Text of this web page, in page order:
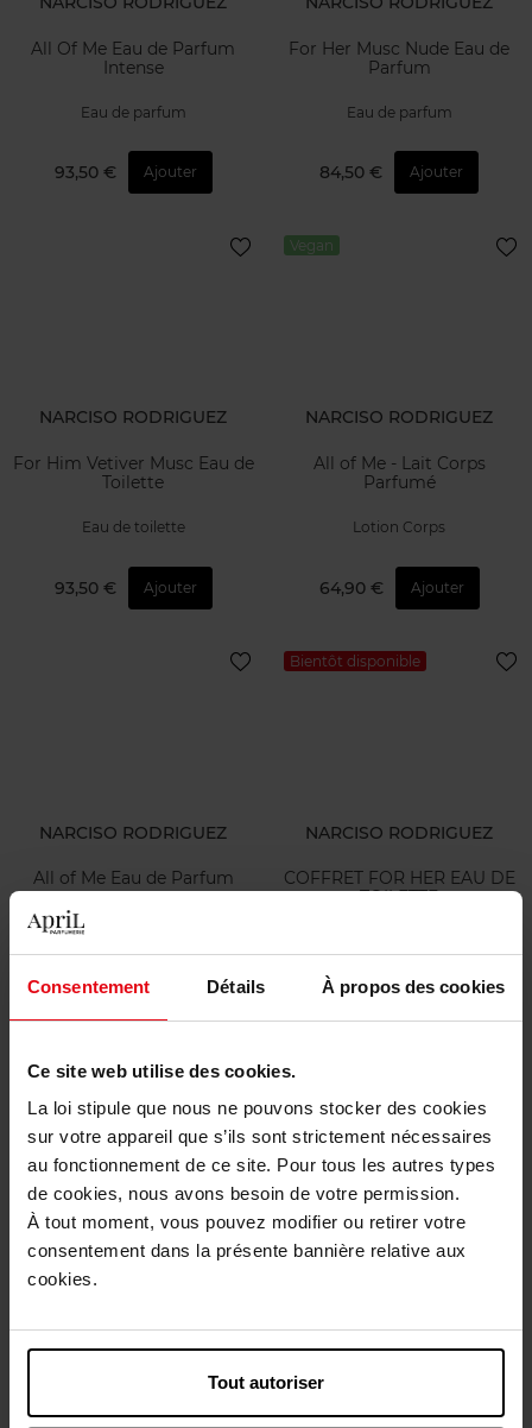
Consentement Détails À propos des cookies
Ce site web utilise des cookies.
La loi stipule que nous ne pouvons stocker des cookies
sur votre appareil que s’ils sont strictement nécessaires
au fonctionnement de ce site. Pour tous les autres types
de cookies, nous avons besoin de votre permission.
À tout moment, vous pouvez modifier ou retirer votre
consentement dans la présente bannière relative aux
cookies.
Tout autoriser
All Of Me Eau de Parfum
Intense
Eau de parfum
93,50 € Ajouter
For Her Musc Nude Eau de
Parfum
Eau de parfum
84,50 € Ajouter
NARCISO RODRIGUEZ
For Him Vetiver Musc Eau de
Toilette
Eau de toilette
93,50 € Ajouter
Vegan
NARCISO RODRIGUEZ
All of Me - Lait Corps
Parfumé
Lotion Corps
64,90 € Ajouter
NARCISO RODRIGUEZ
All of Me Eau de Parfum
Bientôt disponible
NARCISO RODRIGUEZ
COFFRET FOR HER EAU DE
TOILETTE
91,90 €
NARCISO RODRIGUEZ
Voir la fiche
Exclusivité Web
NARCISO RODRIGUEZ
Voir la fiche